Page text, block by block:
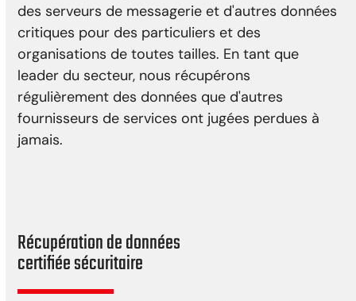
des serveurs de messagerie et d'autres données
critiques pour des particuliers et des
organisations de toutes tailles. En tant que
leader du secteur, nous récupérons
régulièrement des données que d'autres
fournisseurs de services ont jugées perdues à
jamais.
Récupération de données
certifiée sécuritaire